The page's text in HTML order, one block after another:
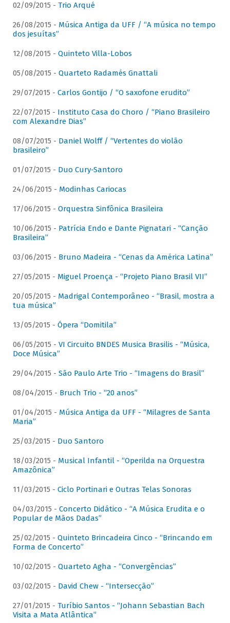
02/09/2015 - Trio Arqué
26/08/2015 - Música Antiga da UFF / “A música no tempo
dos jesuítas”
12/08/2015 - Quinteto Villa-Lobos
05/08/2015 - Quarteto Radamés Gnattali
29/07/2015 - Carlos Gontijo / “O saxofone erudito”
22/07/2015 - Instituto Casa do Choro / “Piano Brasileiro
com Alexandre Dias”
08/07/2015 - Daniel Wolff / “Vertentes do violão
brasileiro”
01/07/2015 - Duo Cury-Santoro
24/06/2015 - Modinhas Cariocas
17/06/2015 - Orquestra Sinfônica Brasileira
10/06/2015 - Patrícia Endo e Dante Pignatari - “Canção
Brasileira”
03/06/2015 - Bruno Madeira - “Cenas da América Latina”
27/05/2015 - Miguel Proença - “Projeto Piano Brasil VII”
20/05/2015 - Madrigal Contemporâneo - “Brasil, mostra a
tua música”
13/05/2015 - Ópera “Domitila”
06/05/2015 - VI Circuito BNDES Musica Brasilis - “Música,
Doce Música”
29/04/2015 - São Paulo Arte Trio - “Imagens do Brasil”
08/04/2015 - Bruch Trio - “20 anos”
01/04/2015 - Música Antiga da UFF - “Milagres de Santa
Maria”
25/03/2015 - Duo Santoro
18/03/2015 - Musical Infantil - “Operilda na Orquestra
Amazônica”
11/03/2015 - Ciclo Portinari e Outras Telas Sonoras
04/03/2015 - Concerto Didático - “A Música Erudita e o
Popular de Mãos Dadas”
25/02/2015 - Quinteto Brincadeira Cinco - “Brincando em
Forma de Concerto”
10/02/2015 - Quarteto Agha - “Convergências”
03/02/2015 - David Chew - “Intersecção”
27/01/2015 - Turíbio Santos - “Johann Sebastian Bach
Visita a Mata Atlântica”